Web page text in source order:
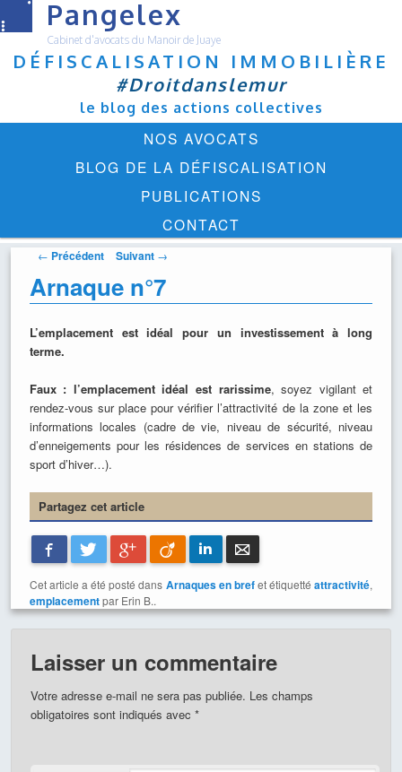
Pangelex
Cabinet d'avocats du Manoir de Juaye
DÉFISCALISATION IMMOBILIÈRE
#Droitdanslemur
le blog des actions collectives
NOS AVOCATS
BLOG DE LA DÉFISCALISATION
PUBLICATIONS
CONTACT
Navigation
articles
← Précédent Suivant →
Arnaque n°7
L’emplacement est idéal pour un investissement à long
terme.
Faux : l’emplacement idéal est rarissime, soyez vigilant et
rendez-vous sur place pour vérifier l’attractivité de la zone et les
informations locales (cadre de vie, niveau de sécurité, niveau
d’enneigements pour les résidences de services en stations de
sport d’hiver…).
Partagez cet article
FacebookTwitter Google+ Viadeo LinkedInE-mail
Cet article a été posté dans Arnaques en brefet étiquettéattractivité,
emplacementpar Erin B..
Laisser un commentaire
Votre adresse e-mail ne sera pas publiée. Les champs
obligatoires sont indiqués avec *